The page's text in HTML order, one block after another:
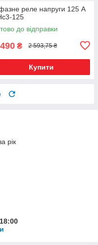
реле напруги 125 А
125
до відправки
₴ 2 593,75 ₴
Купити
рік